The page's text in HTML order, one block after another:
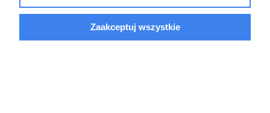
POMOC
Zaakceptuj wszystkie